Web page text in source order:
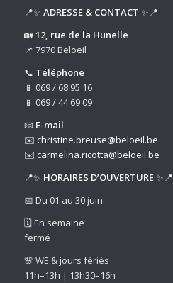
📍✨ ADRESSE & CONTACT ✨📍
🏡12, rue de la Hunelle
📌 7970 Beloeil
📞 Téléphone
📱 069 / 68 95 16
📱 069 / 44 69 09
📧 E-mail
✉️ christine.breuse@beloeil.be
✉️ carmelina.ricotta@beloeil.be
📍✨ HORAIRES D’OUVERTURE✨📍
📅 Du 01 au 30 juin
🗓️ En semaine
fermé
🌸 WE & jours fériés
11h–13h | 13h30–16h